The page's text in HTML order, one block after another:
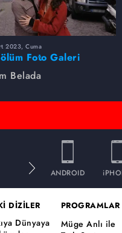
2023, Cuma
Foto Galeri
Belada
ANDROID
DİZİLER
Dünyaya
PROGRAMLAR
Müge Anlı ile